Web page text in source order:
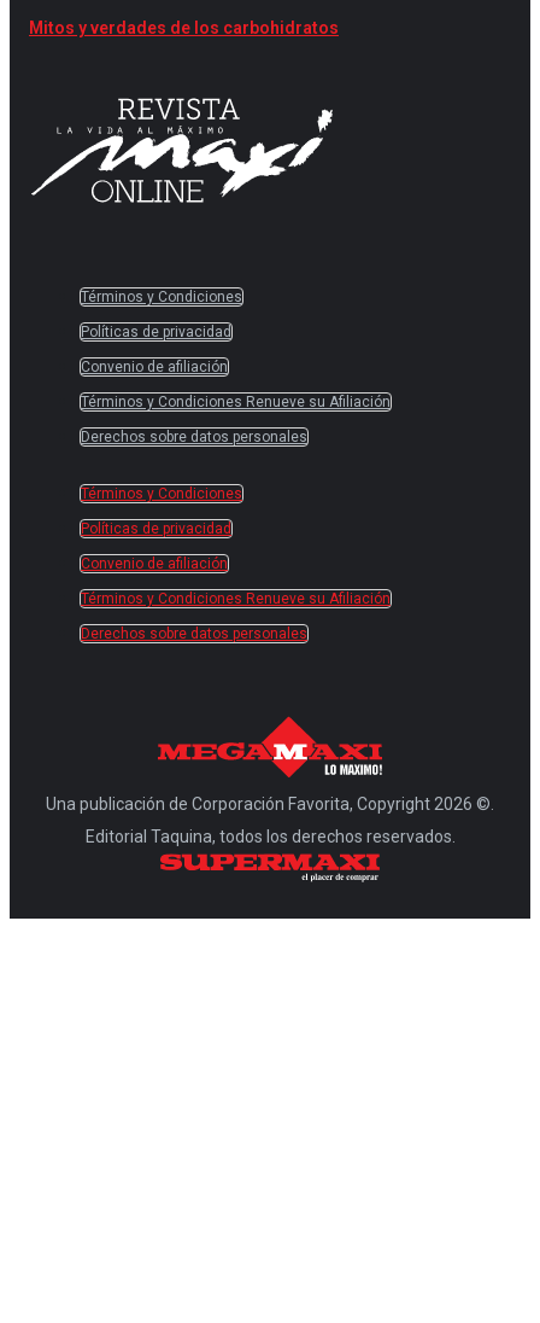
Mitos y verdades de los carbohidratos
Términos y Condiciones
Políticas de privacidad
Convenio de afiliación
Términos y Condiciones Renueve su Afiliación
Derechos sobre datos personales
Términos y Condiciones
Políticas de privacidad
Convenio de afiliación
Términos y Condiciones Renueve su Afiliación
Derechos sobre datos personales
Una publicación de Corporación Favorita, Copyright 2026 ©.
Editorial Taquina, todos los derechos reservados.